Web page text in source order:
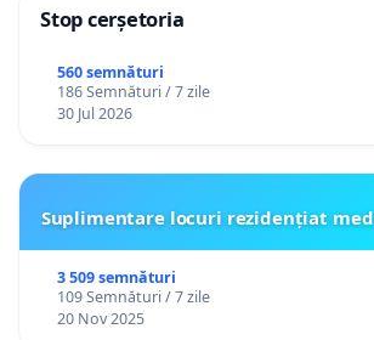
Stop cerșetoria
560 semnături
186 Semnături / 7 zile
30 Jul 2026
Suplimentare locuri rezidențiat
3 509 semnături
109 Semnături / 7 zile
20 Nov 2025